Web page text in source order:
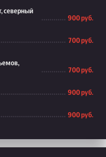
северный
900 руб.
700 руб.
700 руб.
900 руб.
900 руб.